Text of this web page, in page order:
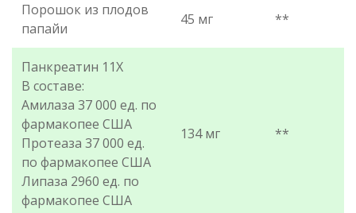
Порошок из плодов
папайи
45 мг **
Панкреатин 11X
В составе:
Амилаза 37 000 ед. по
фармакопее США
Протеаза 37 000 ед.
по фармакопее США
Липаза 2960 ед. по
фармакопее США
134 мг **